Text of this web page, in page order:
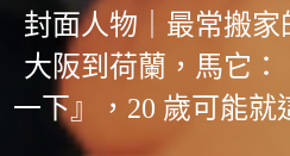
封面人物｜最常搬家
大阪到荷蘭，馬它
一下』，20 歲可能就